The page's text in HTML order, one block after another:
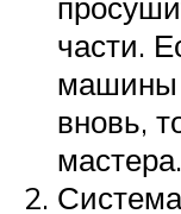
части.
машины
вновь,
мастера.